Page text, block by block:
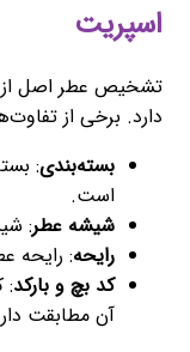
اسپریت
تشخیص عطر اصل از
دارد. برخی از
بسته‌بندی:
است.
شیشه عطر:
رایحه: رایحه
کد بچ و بارکد:
آن مطابقت